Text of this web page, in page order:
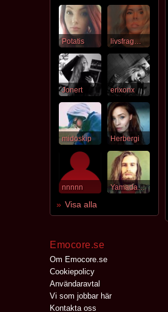
Potatis livsfragment
Jonert erixonx
midoskip Herbergi
nnnnn YamadaAkira
Visa alla
Emocore.se
Om Emocore.se
Cookiepolicy
Användaravtal
Vi som jobbar här
Kontakta oss